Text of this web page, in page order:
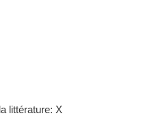
littérature: X